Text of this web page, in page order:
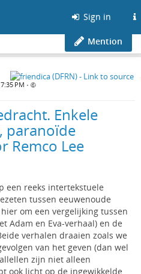
Sign in
Mention
PM •
Enkele
paranoïde
Remco Lee
een reeks intertekstuele
tussen eeuwenoude
om een vergelijking tussen
Adam en Eva-verhaal) en de
verhalen draaien zoals we
van het geven (dan wel
zijn niet alleen
ook licht op de ingewikkelde